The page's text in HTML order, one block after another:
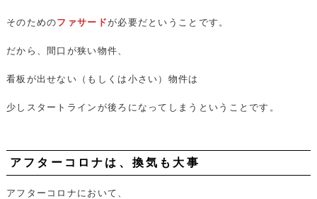
そのためのファサードが必要だということです。
だから、間口が狭い物件、
看板が出せない（もしくは小さい）物件は
少しスタートラインが後ろになってしまうということです。
アフターコロナは、換気も大事
アフターコロナにおいて、